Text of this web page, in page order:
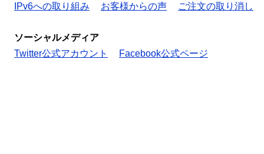
IPv6への取り組み
お客様からの声 ご注文の取り消し
ソーシャルメディア
Twitter公式アカウント
Facebook公式ページ